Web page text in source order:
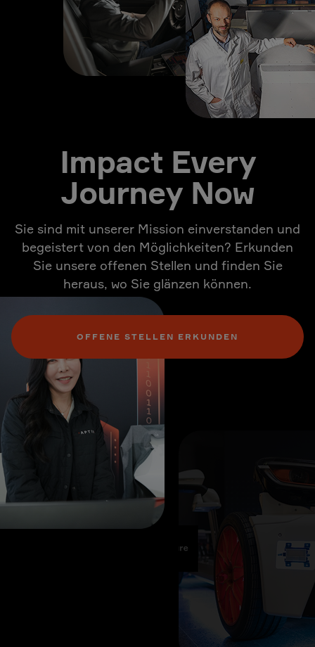
Impact Every
Journey Now
Sie sind mit unserer Mission einverstanden und
begeistert von den Möglichkeiten? Erkunden
Sie unsere offenen Stellen und finden Sie
heraus, wo Sie glänzen können.
OFFENE STELLEN ERKUNDEN